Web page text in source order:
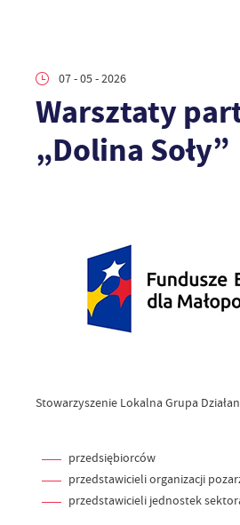
07 - 05 - 2026
Warsztaty
„Dolina Soły”
Stowarzyszenie Lokalna Grupa
przedsiębiorców
przedstawicieli organizacji
przedstawicieli jednostek